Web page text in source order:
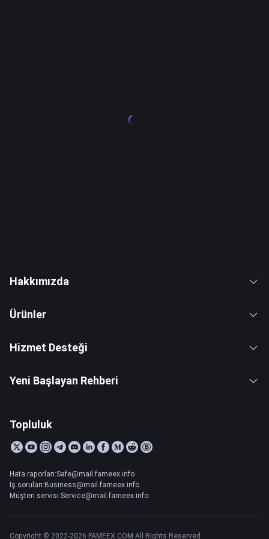
Hakkımızda
Ürünler
Hizmet Desteği
Yeni Başlayan Rehberi
Topluluk
Hata raporları:Safe@mail.fameex.info
İş soruları:Business@mail.fameex.info
Müşteri servisi:Service@mail.fameex.info
Copyright © 2022-2026 FAMEEX.COM All Rights Reserved